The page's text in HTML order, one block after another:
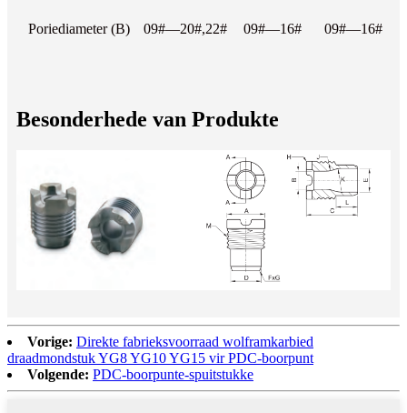
Poriediameter (B) 09#—20#,22# 09#—16# 09#—16#
Besonderhede van Produkte
Vorige: Direkte fabrieksvoorraad wolframkarbied
draadmondstuk YG8 YG10 YG15 vir PDC-boorpunt
Volgende: PDC-boorpunte-spuitstukke